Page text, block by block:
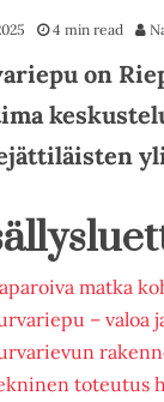
4 min read
on
matka
– valoa
toteutus